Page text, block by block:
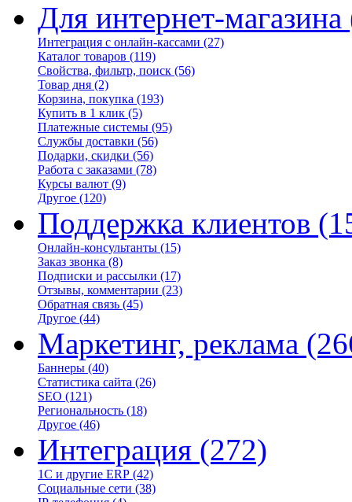
Для интернет-магазина
Интеграция с онлайн-кассами (27)
Каталог товаров (119)
Свойства, фильтр, поиск (56)
Товар дня (2)
Корзина, покупка (193)
Купить в 1 клик (5)
Платежные системы (95)
Службы доставки (56)
Подарки, скидки (56)
Работа с заказами (78)
Курсы валют (9)
Другое (120)
Поддержка клиентов
Онлайн-консультанты (15)
Заказ звонка (8)
Подписки и рассылки (17)
Отзывы, комментарии (23)
Обратная связь (45)
Другое (44)
Маркетинг, реклама
Баннеры (40)
Статистика сайта (26)
SEO (121)
Региональность (18)
Другое (46)
Интеграция (272)
1С и другие ERP (42)
Социальные сети (38)